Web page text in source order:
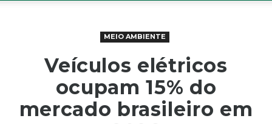
MEIO AMBIENTE
Veículos elétricos
ocupam 15% do
mercado brasileiro em